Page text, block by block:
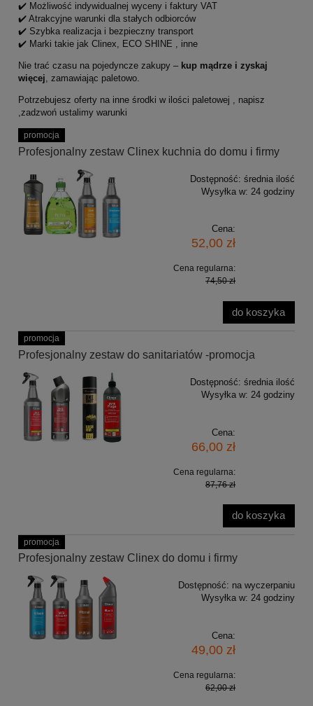
✔️ Możliwość indywidualnej wyceny i faktury VAT
✔️ Atrakcyjne warunki dla stałych odbiorców
✔️ Szybka realizacja i bezpieczny transport
✔️ Marki takie jak Clinex, ECO SHINE , inne
Nie trać czasu na pojedyncze zakupy – kup mądrze i zyskaj
więcej, zamawiając paletowo.
Potrzebujesz oferty na inne środki w ilości paletowej , napisz
,zadzwoń ustalimy warunki
Profesjonalny zestaw Clinex kuchnia do domu i firmy
Dostępność: średnia ilość
Wysyłka w: 24 godziny
Cena:
52,00 zł
Cena regularna:
74,50 zł
do koszyka
promocja
Profesjonalny zestaw do sanitariatów -promocja
Dostępność: średnia ilość
Wysyłka w: 24 godziny
Cena:
66,00 zł
Cena regularna:
87,76 zł
do koszyka
promocja
Profesjonalny zestaw Clinex do domu i firmy
Dostępność: na wyczerpaniu
Wysyłka w: 24 godziny
Cena:
49,00 zł
Cena regularna:
62,00 zł
promocja